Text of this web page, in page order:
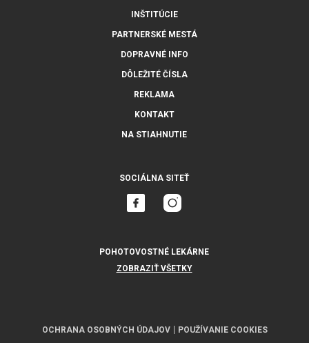
INŠTITÚCIE
PARTNERSKÉ MESTÁ
DOPRAVNÉ INFO
DÔLEŽITÉ ČÍSLA
REKLAMA
KONTAKT
NA STIAHNUTIE
SOCIÁLNA SITEŤ
POHOTOVOSTNÉ LEKÁRNE
ZOBRAZIŤ VŠETKY
OCHRANA OSOBNÝCH ÚDAJOV POUŽÍVANIE COOKIES